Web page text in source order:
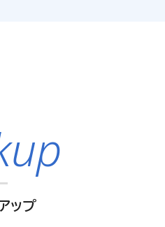
2027年３月期 第１四半
ップ